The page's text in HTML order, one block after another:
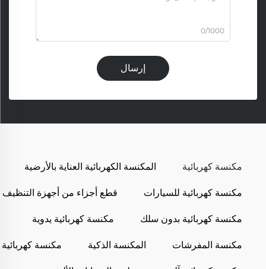
0/1000
إرسال
مكنسة كهربائية
المكنسة الكهربائية العناية بالأرضية
مكنسة كهربائية للسيارات
قطع أجزاء من أجهزة التنظيف
مكنسة كهربائية بدون سلك
مكنسة كهربائية يدوية
مكنسة المفرشات
المكنسة الذكية
مكنسة كهربائية